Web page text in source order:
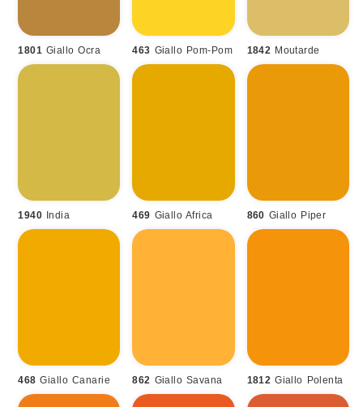
1801 Giallo Ocra 463 Giallo Pom-Pom 1842 Moutarde
1940 India 469 Giallo Africa 860 Giallo Piper
468 Giallo Canarie 862 Giallo Savana 1812 Giallo Polenta